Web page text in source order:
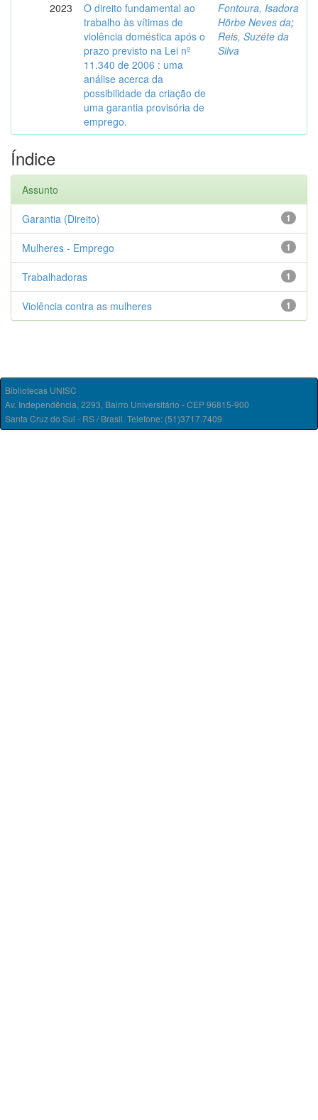
2023
O direito fundamental ao
trabalho às vítimas de
violência doméstica após o
prazo previsto na Lei nº
11.340 de 2006 : uma
análise acerca da
possibilidade da criação de
uma garantia provisória de
emprego.
Fontoura, Isadora
Hörbe Neves da;
Reis, Suzéte da
Silva
Índice
Assunto
1
Garantia (Direito)
1
Mulheres - Emprego
1
Trabalhadoras
1
Violência contra as mulheres
Bibliotecas UNISC
Av. Independência, 2293, Bairro Universitário - CEP 96815-900
Santa Cruz do Sul - RS / Brasil. Telefone: (51)3717.7409